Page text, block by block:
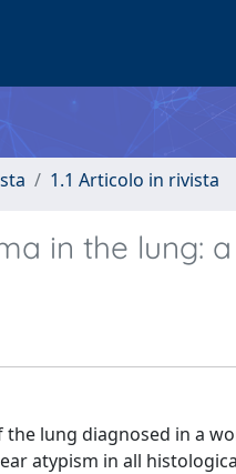
1.1 Articolo in rivista
in the lung:
lung diagnosed in a
atypism in all